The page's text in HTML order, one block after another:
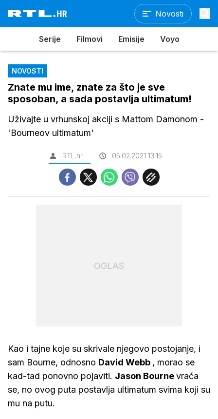
Novosti
Serije Filmovi Emisije Voyo
NOVOSTI
Znate mu ime, znate za što je sve
sposoban, a sada postavlja ultimatum!
Uživajte u vrhunskoj akciji s Mattom Damonom -
'Bourneov ultimatum'
RTL.hr 05.02.2021 13:15
OGLAS
Kao i tajne koje su skrivale njegovo postojanje, i
sam Bourne, odnosno David Webb , morao se
kad-tad ponovno pojaviti. Jason Bournevraća
se, no ovog puta postavlja ultimatum svima koji su
mu na putu.